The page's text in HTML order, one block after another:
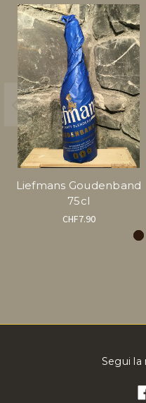
Liefmans Goudenband
75cl
CHF7.90
Segui la